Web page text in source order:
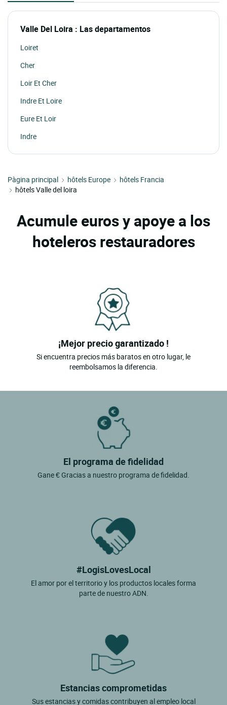
Valle Del Loira : Las departamentos
Loiret
Cher
Loir Et Cher
Indre Et Loire
Eure Et Loir
Indre
Pàgina principal hôtels Europe
hôtels Francia
hôtels Valle del loira
Acumule euros y apoye a los
hoteleros restauradores
¡Mejor precio garantizado !
Si encuentra precios más baratos en otro lugar, le
reembolsamos la diferencia.
El programa de fidelidad
Gane € Gracias a nuestro programa de fidelidad.
#LogisLovesLocal
El amor por el territorio y los productos locales forma
parte de nuestro ADN.
Estancias comprometidas
Sus estancias y comidas contribuyen al empleo local